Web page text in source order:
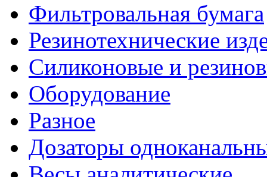
Фильтровальная бумага
Резинотехнические
Силиконовые и
Оборудование
Разное
Дозаторы